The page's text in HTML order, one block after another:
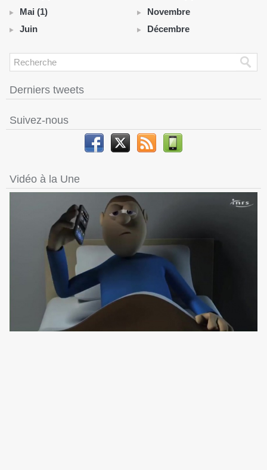
Mai (1)
Juin
Novembre
Décembre
Derniers tweets
Suivez-nous
Vidéo à la Une